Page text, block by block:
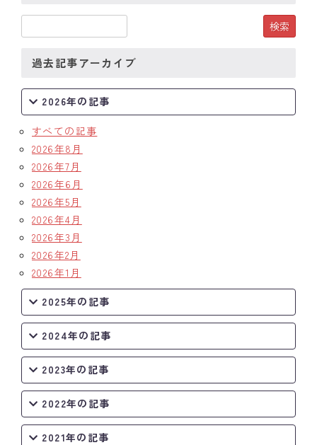
過去記事アーカイブ
2026年の記事
すべての記事
2026年8月
2026年7月
2026年6月
2026年5月
2026年4月
2026年3月
2026年2月
2026年1月
2025年の記事
2024年の記事
2023年の記事
2022年の記事
2021年の記事